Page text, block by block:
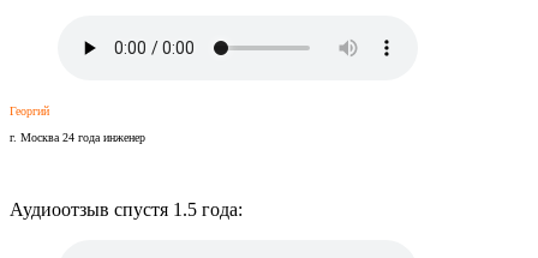
Георгий
г. Москва 24 года инженер
Аудиоотзыв спустя 1.5 года: